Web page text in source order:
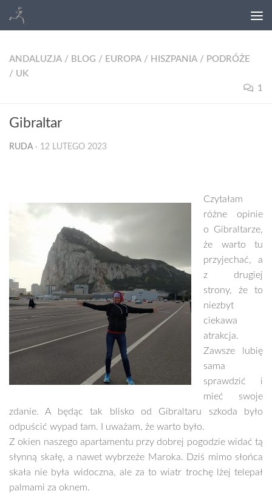
ANDALUZJA / BLOG / EUROPA / HISZPANIA / PODRÓŻE
/ UK
1
Gibraltar
RUDA · 12 LUTEGO 2023
Czytałam
różne opinie
o Gibraltarze,
że warto tu
przyjechać, a
z drugiej
strony, że to
niezbyt
ciekawa
atrakcja.
Zawsze lubię
sama
sprawdzić i
mieć swoje
zdanie. A będąc tak blisko od Gibraltaru szkoda było
odpuścić wypad tam. I uważam, że warto było.
Z okien naszego apartamentu przy dobrej pogodzie widać tą
słynną skałę, a nawet wybrzeże Maroka. Dziś mimo słońca
skała nie była widoczna, ale za to wiatr trochę lżej telepał
palmami za oknem.